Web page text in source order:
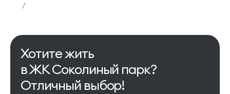
/
Хотите жить
в ЖК Соколиный парк?
Отличный выбор!